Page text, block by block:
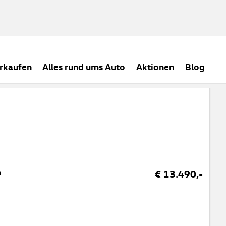
Alles rund ums Auto Aktionen Blog
€ 13.490,-